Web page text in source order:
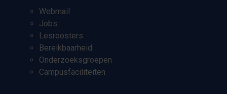
Webmail
Jobs
Lesroosters
Bereikbaarheid
Onderzoeksgroepen
Campusfaciliteiten